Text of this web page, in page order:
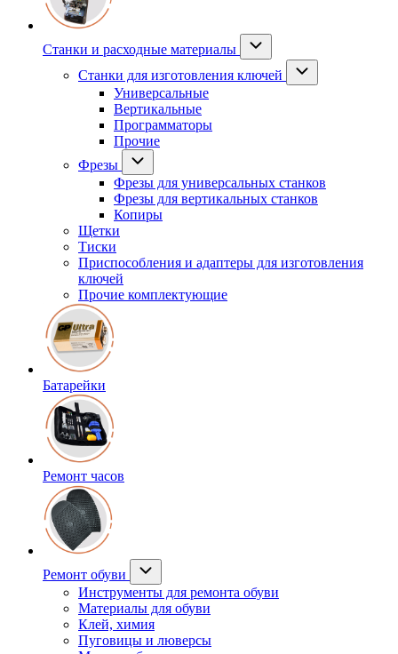
Станки и расходные материалы
Станки для изготовления ключей
Универсальные
Вертикальные
Программаторы
Прочие
Фрезы
Фрезы для универсальных станков
Фрезы для вертикальных станков
Копиры
Щетки
Тиски
Приспособления и адаптеры для изготовления
ключей
Прочие комплектующие
Батарейки
Ремонт часов
Ремонт обуви
Инструменты для ремонта обуви
Материалы для обуви
Клей, химия
Пуговицы и люверсы